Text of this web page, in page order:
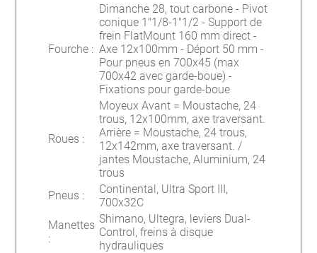
Fourche :
Dimanche 28, tout carbone - Pivot
conique 1"1/8-1"1/2 - Support de
frein FlatMount 160 mm direct -
Axe 12x100mm - Déport 50 mm -
Pour pneus en 700x45 (max
700x42 avec garde-boue) -
Fixations pour garde-boue
Roues :
Moyeux Avant = Moustache, 24
trous, 12x100mm, axe traversant.
Arrière = Moustache, 24 trous,
12x142mm, axe traversant. /
jantes Moustache, Aluminium, 24
trous
Pneus :
Continental, Ultra Sport III,
700x32C
Manettes
:
Shimano, Ultegra, leviers Dual-
Control, freins à disque
hydrauliques